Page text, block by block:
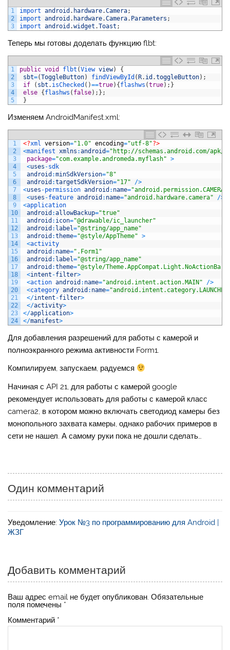
1
2
3
import android . hardware.Camera;
import android . hardware.Camera. Parameters ;
import android .widget .Toast ;
Теперь мы готовы доделать функцию flbt:
1
2
3
4
5
public void flbt (View view)
{
sbt=(ToggleButton) findViewById (R. id .toggleButton) ;
if
( sbt . isChecked ( )==true) {flashws (true) ; }
else {flashws ( false) ; } ;
}
Изменяем AndroidManifest.xml:
1
2
3
4
5
6
7
8
9
10
11
12
13
14
15
16
17
18
19
20
21
22
23
24
<?xml version="1.0" encoding="utf-8"?>
<manifest xmlns :android="http://schemas.android.com/apk/
package="com.example.andromeda.myflash" >
<uses -sdk
android :minSdkVersion="8"
android :targetSdkVersion="17" />
<uses -permission android : name="android.permission.CAMERA"
<uses -feature android : name="android.hardware.camera" />
<application
android :allowBackup="true"
android : icon="@drawable/ic_launcher"
android : label="@string/app_name"
android :theme="@style/AppTheme" >
<activity
android : name=".Form1"
android : label="@string/app_name"
android :theme="@style/Theme.AppCompat.Light.NoActionBar"
<intent -filter>
<action android : name="android.intent.action.MAIN" />
<category android : name=
</intent -filter>
</activity>
</application>
</manifest>
Для добавления разрешений для работы с камерой и
полноэкранного режима активности Form1.
Компилируем, запускаем, радуемся
Начиная с API 21, для работы с камерой google
рекомендует использовать для работы с камерой класс
camera2, в котором можно включать светодиод камеры без
монопольного захвата камеры, однако рабочих примеров в
сети не нашел. А самому руки пока не дошли сделать…
Один комментарий
Уведомление:Урок №3 по программированию для Android |
ЖЗГ
Добавить комментарий
Ваш адрес email не будет опубликован. Обязательные
поля помечены *
Комментарий *